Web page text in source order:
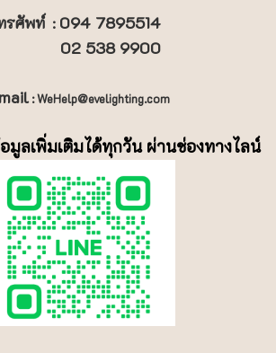
รศัพท์: 094 7895514
538 9900
: WeHelp@evelighting.com
ลเพิ่มเติมได้ทุกวัน ผ่านช่องทางไลน์